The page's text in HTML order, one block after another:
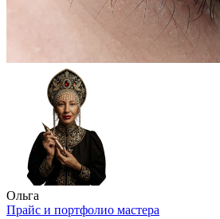
Ольга
Прайс и портфолио мастера